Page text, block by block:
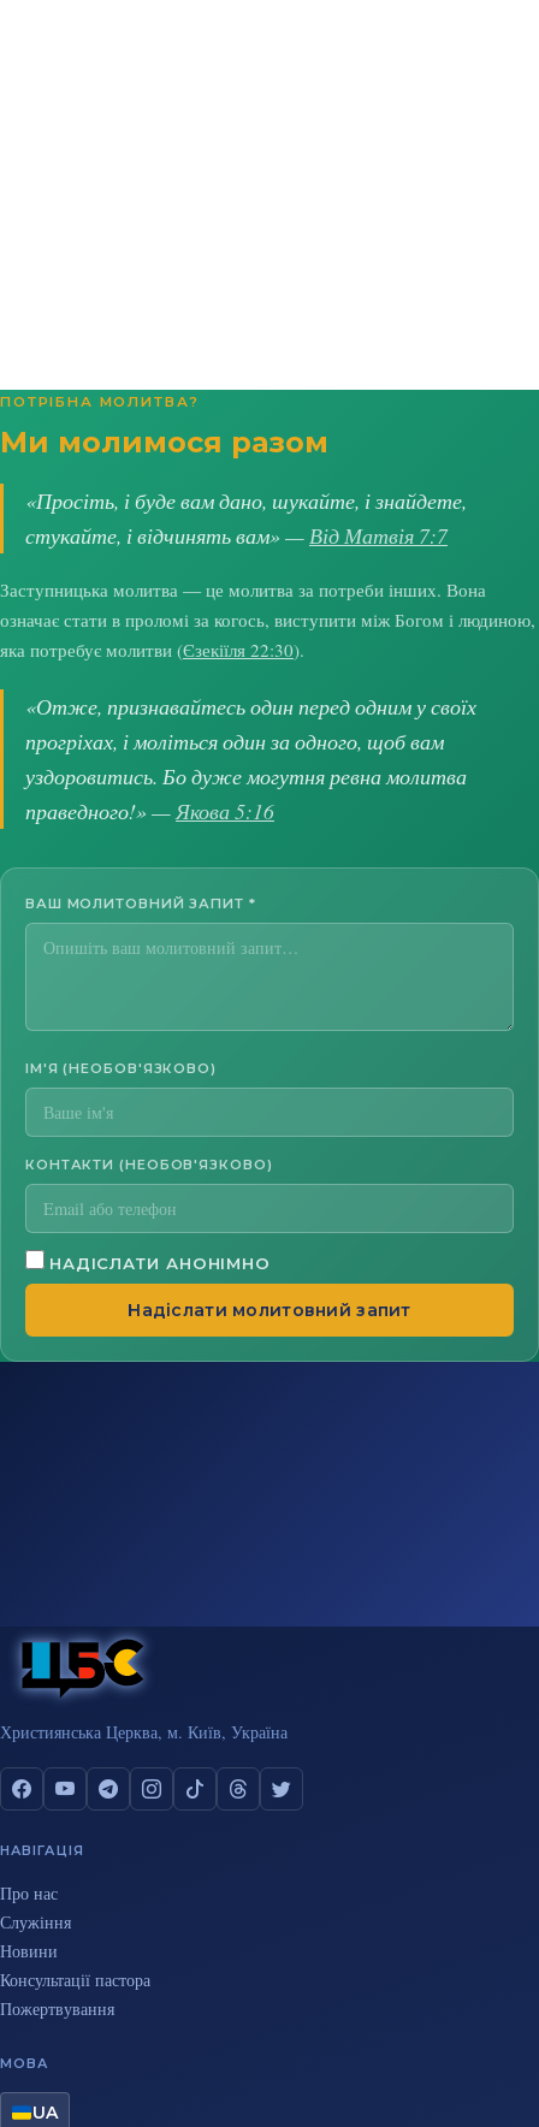
ПОТРІБНА МОЛИТВА?
Ми молимося разом
«Просіть, і буде вам дано, шукайте, і знайдете,
стукайте, і відчинять вам» —Від Матвія 7:7
Заступницька молитва — це молитва за потреби інших. Вона
означає стати в проломі за когось, виступити між Богом і людиною,
яка потребує молитви (Єзекіїля 22:30).
«Отже, признавайтесь один перед одним у своїх
прогріхах, і моліться один за одного, щоб вам
уздоровитись. Бо дуже могутня ревна молитва
праведного!» —Якова 5:16
ВАШ МОЛИТОВНИЙ ЗАПИТ *
ІМ'Я (НЕОБОВ'ЯЗКОВО)
КОНТАКТИ (НЕОБОВ'ЯЗКОВО)
НАДІСЛАТИ АНОНІМНО
Надіслати молитовний запит
Християнська Церква, м. Київ, Україна
НАВІГАЦІЯ
Про нас
Служіння
Новини
Консультації пастора
Пожертвування
МОВА
UA